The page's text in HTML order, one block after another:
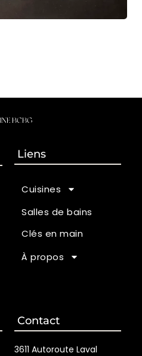
Liens
Cuisines
Salles de bains
Clés en main
À propos
Contact
3611 Autoroute Laval